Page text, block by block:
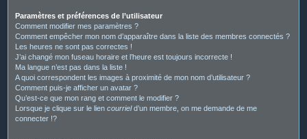
Paramètres et préférences de l’utilisateur
Comment modifier mes paramètres ?
Comment empêcher mon nom d’apparaître dans la liste des membres connectés ?
Les heures ne sont pas correctes !
J’ai changé mon fuseau horaire et l’heure est toujours incorrecte !
Ma langue n’est pas dans la liste !
A quoi correspondent les images à proximité de mon nom d’utilisateur ?
Comment puis-je afficher un avatar ?
Qu’est-ce que mon rang et comment le modifier ?
Lorsque je clique sur le lien courrield’un membre, on me demande de me
connecter !?